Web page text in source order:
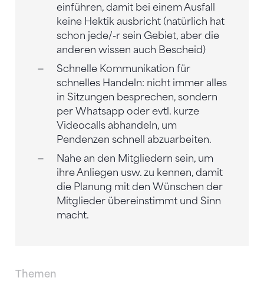
einführen, damit bei einem Ausfall
keine Hektik ausbricht (natürlich hat
schon jede/-r sein Gebiet, aber die
anderen wissen auch Bescheid)
Schnelle Kommunikation für
schnelles Handeln: nicht immer alles
in Sitzungen besprechen, sondern
per Whatsapp oder evtl. kurze
Videocalls abhandeln, um
Pendenzen schnell abzuarbeiten.
Nahe an den Mitgliedern sein, um
ihre Anliegen usw. zu kennen, damit
die Planung mit den Wünschen der
Mitglieder übereinstimmt und Sinn
macht.
Themen